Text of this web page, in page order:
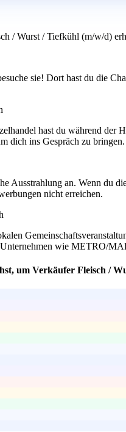
/ Wurst / Tiefkühl (m/w/d)
sie! Dort hast du die
hast du während der
dich ins Gespräch zu bringen.
Ausstrahlung an. Wenn
nicht erreichen.
wie METRO/
um Verkäufer Fleisch /